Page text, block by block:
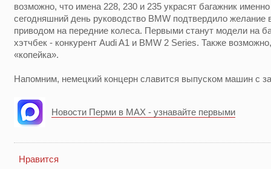
возможно, что имена 228, 230 и 235 украсят багажник
сегодняшний день руководство BMW подтвердило
приводом на передние колеса. Первыми станут модели на
хэтчбек - конкурент Audi A1 и BMW 2 Series. Также
«копейка».
Напомним, немецкий концерн славится выпуском машин с
Новости Перми в MAX - узнавайте первыми
Нравится